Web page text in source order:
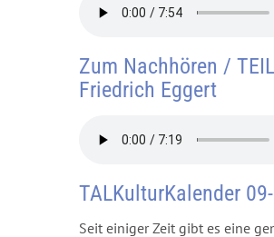
Zum Nachhören /
Friedrich Eggert
TALKulturKalender
Seit einiger Zeit gibt es eine